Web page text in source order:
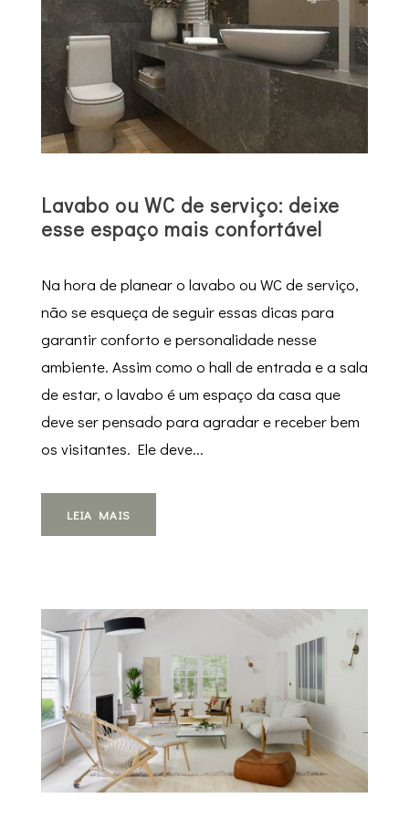
Lavabo ou WC de serviço: deixe
esse espaço mais confortável
Na hora de planear o lavabo ou WC de serviço,
não se esqueça de seguir essas dicas para
garantir conforto e personalidade nesse
ambiente. Assim como o hall de entrada e a sala
de estar, o lavabo é um espaço da casa que
deve ser pensado para agradar e receber bem
os visitantes. Ele deve...
LEIA MAIS